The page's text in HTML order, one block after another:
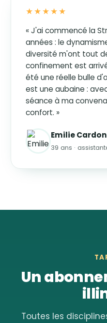
★★★★★
« J'ai commencé la
années : le
diversité m'ont tout
confinement est
été une réelle bulle
est une aubaine :
séance à ma
confort. »
Emilie Cardon
39 ans ·
Un
Toutes les